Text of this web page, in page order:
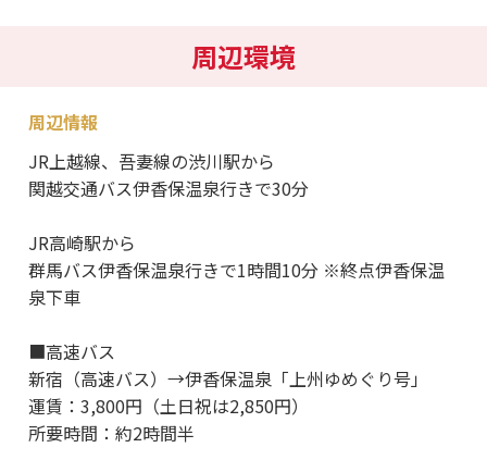
周辺環境
周辺情報
JR上越線、吾妻線の渋川駅から
関越交通バス伊香保温泉行きで30分
JR高崎駅から
群馬バス伊香保温泉行きで1時間10分 ※終点伊香保温
泉下車
■高速バス
新宿（高速バス）→伊香保温泉「上州ゆめぐり号」
運賃：3,800円（土日祝は2,850円）
所要時間：約2時間半